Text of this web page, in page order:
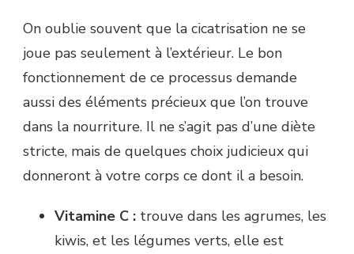
On oublie souvent que la cicatrisation ne se
joue pas seulement à l’extérieur. Le bon
fonctionnement de ce processus demande
aussi des éléments précieux que l’on trouve
dans la nourriture. Il ne s’agit pas d’une diète
stricte, mais de quelques choix judicieux qui
donneront à votre corps ce dont il a besoin.
Vitamine C : trouve dans les agrumes, les
kiwis, et les légumes verts, elle est